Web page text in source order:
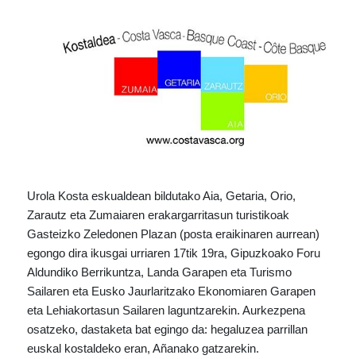
Urola Kosta eskualdean bildutako Aia, Getaria, Orio,
Zarautz eta Zumaiaren erakargarritasun turistikoak
Gasteizko Zeledonen Plazan (posta eraikinaren aurrean)
egongodira ikusgai urriaren 17tik 19ra, Gipuzkoako Foru
Aldundiko Berrikuntza, LandaGarapen eta Turismo
Sailaren eta Eusko Jaurlaritzako Ekonomiaren Garapen
eta Lehiakortasun Sailaren laguntzarekin.Aurkezpena
osatzeko, dastaketa bat egingo da: hegaluzea parrillan
euskal kostaldekoeran, Añanako gatzarekin.